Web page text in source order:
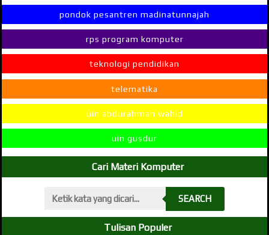
pondok pesantren madinatunnajah
rps program komputer
teknologi pendidikan
telematika
uin abdurahman wahid
uin gusdur
Cari Materi Komputer
SEARCH
Tulisan Populer